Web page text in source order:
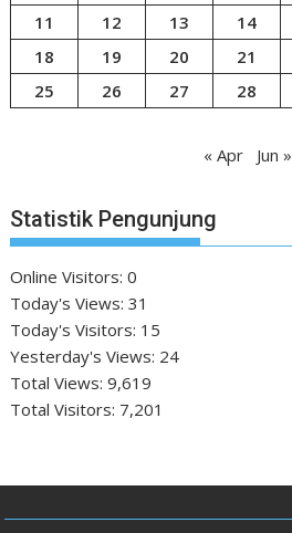
11
12 13 14
18
19 20 21
25
26 27 28
« Apr Jun »
Statistik Pengunjung
Online Visitors:0
Today's Views:31
Today's Visitors: 15
Yesterday's Views: 24
Total Views:9,619
Total Visitors: 7,201